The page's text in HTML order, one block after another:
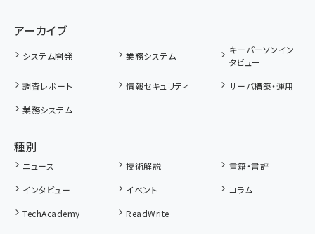
アーカイブ
システム開発 業務システム
キーパーソンイン
タビュー
調査レポート
情報セキュリティ
サーバ構築・運用
業務システム
種別
ニュース 技術解説
書籍・書評
インタビュー
イベント
コラム
TechAcademy
ReadWrite